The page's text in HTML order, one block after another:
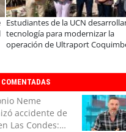
desarrollan
la
Coquimbo
Educación y
privada se toman
encuentro reunió
Neme
accidente de
Las Condes: